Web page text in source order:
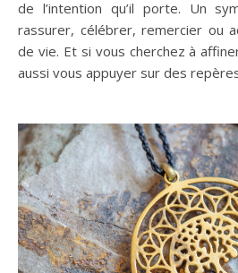
de l’intention qu’il porte. Un
rassurer, célébrer, remercier ou
de vie. Et si vous cherchez à
aussi vous appuyer sur des